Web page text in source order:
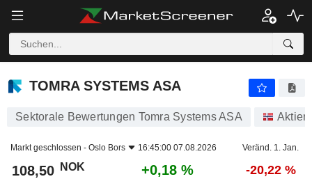
TOMRA SYSTEMS ASA
TOMRA SYSTEMS ASA
Sektorale Bewertungen Tomra Systems ASA Aktien
Markt geschlossen - Oslo Bors 16:45:00 07.08.2026 Veränd. 1. Jan.
108,50 NOK +0,18 % -20,22 %